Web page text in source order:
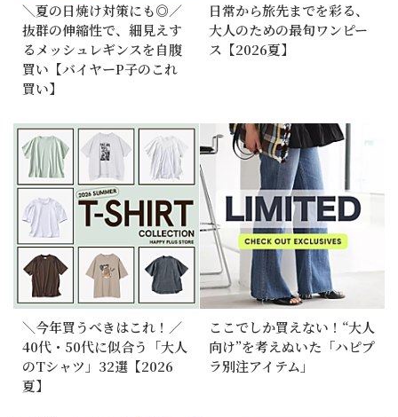
＼夏の日焼け対策にも◎／
抜群の伸縮性で、細見えす
るメッシュレギンスを自腹
買い【バイヤーP子のこれ
買い】
日常から旅先までを彩る、
大人のための最旬ワンピー
ス【2026夏】
＼今年買うべきはこれ！／
40代・50代に似合う「大人
のTシャツ」32選【2026
夏】
ここでしか買えない！“大人
向け”を考えぬいた「ハピプ
ラ別注アイテム」